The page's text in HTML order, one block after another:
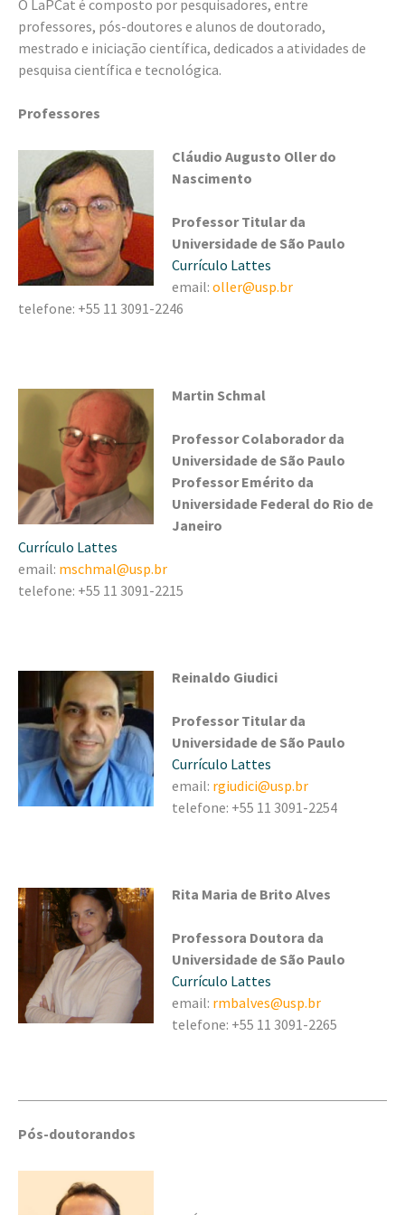
O LaPCat é composto por pesquisadores, entre
professores, pós-doutores e alunos de doutorado,
mestrado e iniciação científica, dedicados a atividades de
pesquisa científica e tecnológica.
Professores
Cláudio Augusto Oller do
Nascimento
Professor Titular da
Universidade de São Paulo
Currículo Lattes
email: oller@usp.br
telefone: +55 11 3091-2246
Martin Schmal
Professor Colaborador da
Universidade de São Paulo
Professor Emérito da
Universidade Federal do Rio de
Janeiro
Currículo Lattes
email: mschmal@usp.br
telefone: +55 11 3091-2215
Reinaldo Giudici
Professor Titular da
Universidade de São Paulo
Currículo Lattes
email: rgiudici@usp.br
telefone: +55 11 3091-2254
Rita Maria de Brito Alves
Professora Doutora da
Universidade de São Paulo
Currículo Lattes
email: rmbalves@usp.br
telefone: +55 11 3091-2265
Pós-doutorandos